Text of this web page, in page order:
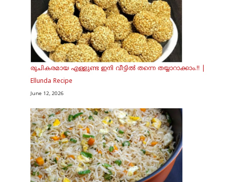
രുചികരമായ എള്ളുണ്ട ഇനി വീട്ടിൽ തന്നെ തയ്യാറാക്കാം.!! |
Ellunda Recipe
June 12, 2026